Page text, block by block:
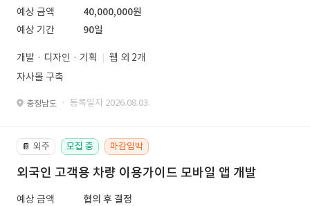
예상 금액
40,000,000원
예상 기간
90일
개발 · 디자인 · 기획
웹 외 2개
자사몰 구축
충청남도 · 등록일자 2026.08.03.
📔 외주 모집 중 마감임박
외국인 고객용 차량 이용가이드 모바일 앱 개발
예상 금액
협의 후 결정